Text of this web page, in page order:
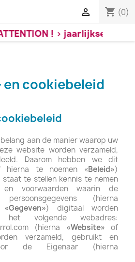
shopping_cart (0)

! > jaarlijkse verlof /
en cookiebeleid
aan de manier waarop uw
website worden verzameld,
Daarom hebben we dit
hierna te noemen «Beleid»)
te stellen kennis te nemen
en voorwaarden waarin de
(hierna
«Gegeven») digitaal worden
volgende webadres:
(hierna «Website»of
verzameld, gebruikt en
de Eigenaar (hierna